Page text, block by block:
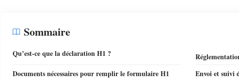
Sommaire
Qu’est-ce que la déclaration H1 ?
Documents nécessaires pour remplir le formulaire H1
Envoi et suivi